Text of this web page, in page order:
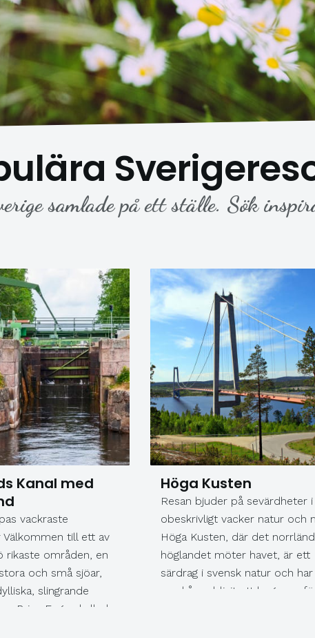
samlade på ett ställe. Sök
Kanal med
vackraste
Välkommen till ett av
rikaste områden, en
och små sjöar,
slingrande
Prins Eugen kallade
Höga Kusten
Resan bjuder på sevärdheter i
obeskrivligt vacker natur och
Höga Kusten, där det
höglandet möter havet, är ett
särdrag i svensk natur och har
med åren blivit ett begrepp för